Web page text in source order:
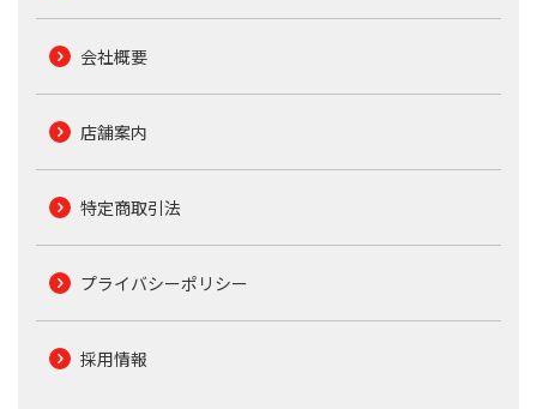
会社概要
店舗案内
特定商取引法
プライバシーポリシー
採用情報